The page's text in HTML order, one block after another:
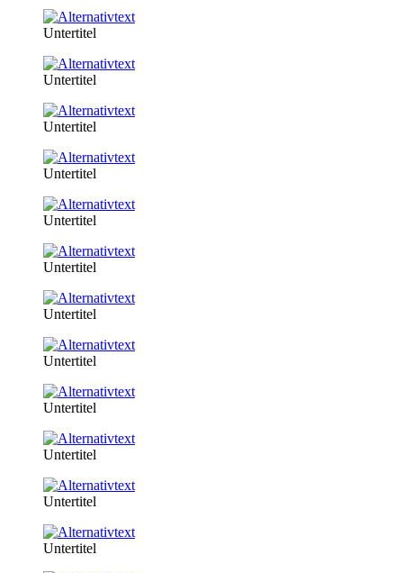
Untertitel
Untertitel
Untertitel
Untertitel
Untertitel
Untertitel
Untertitel
Untertitel
Untertitel
Untertitel
Untertitel
Untertitel